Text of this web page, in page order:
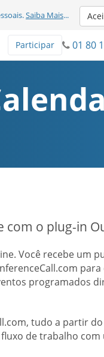
Saiba Mais...
01 80
Participar
com o plug-in
Você recebe um
programados
tudo a partir
de trabalho com